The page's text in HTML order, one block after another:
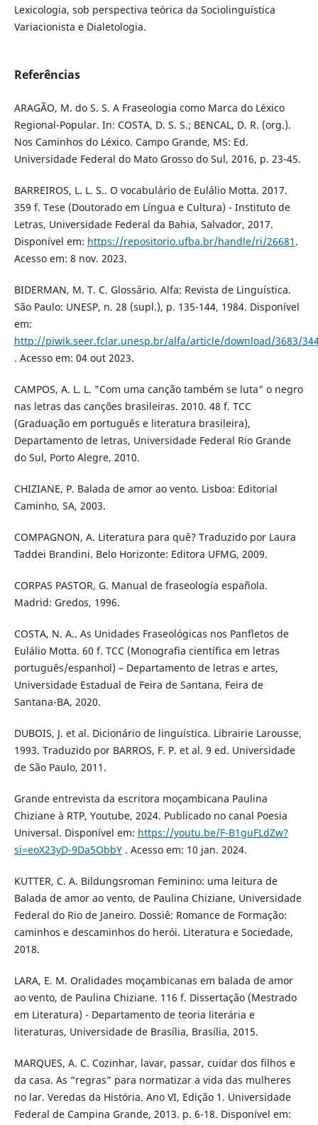
Lexicologia, sob perspectiva teórica da Sociolinguística
Variacionista e Dialetologia.
Referências
ARAGÃO, M. do S. S. A Fraseologia como Marca do Léxico
Regional-Popular. In: COSTA, D. S. S.; BENCAL, D. R. (org.).
Nos Caminhos do Léxico. Campo Grande, MS: Ed.
Universidade Federal do Mato Grosso do Sul, 2016, p. 23-45.
BARREIROS, L. L. S.. O vocabulário de Eulálio Motta. 2017.
359 f. Tese (Doutorado em Língua e Cultura) - Instituto de
Letras, Universidade Federal da Bahia, Salvador, 2017.
Disponível em: https://repositorio.ufba.br/handle/ri/26681 .
Acesso em: 8 nov. 2023.
BIDERMAN, M. T. C. Glossário. Alfa: Revista de Linguística.
São Paulo: UNESP, n. 28 (supl.), p. 135-144, 1984. Disponível
em:
http://piwik.seer.fclar.unesp.br/alfa/article/download/3683/
. Acesso em: 04 out 2023.
CAMPOS, A. L. L. "Com uma canção também se luta" o negro
nas letras das canções brasileiras. 2010. 48 f. TCC
(Graduação em português e literatura brasileira),
Departamento de letras, Universidade Federal Rio Grande
do Sul, Porto Alegre, 2010.
CHIZIANE, P. Balada de amor ao vento. Lisboa: Editorial
Caminho, SA, 2003.
COMPAGNON, A. Literatura para quê? Traduzido por Laura
Taddei Brandini. Belo Horizonte: Editora UFMG, 2009.
CORPAS PASTOR, G. Manual de fraseología española.
Madrid: Gredos, 1996.
COSTA, N. A.. As Unidades Fraseológicas nos Panfletos de
Eulálio Motta. 60 f. TCC (Monografia científica em letras
português/espanhol) – Departamento de letras e artes,
Universidade Estadual de Feira de Santana, Feira de
Santana-BA, 2020.
DUBOIS, J. et al. Dicionário de linguística. Librairie Larousse,
1993. Traduzido por BARROS, F. P. et al. 9 ed. Universidade
de São Paulo, 2011.
Grande entrevista da escritora moçambicana Paulina
Chiziane à RTP, Youtube, 2024. Publicado no canal Poesia
Universal. Disponível em: https://youtu.be/F-B1guFLdZw?
si=eoX23yD-9Da5ObbY. Acesso em: 10 jan. 2024.
KUTTER, C. A. Bildungsroman Feminino: uma leitura de
Balada de amor ao vento, de Paulina Chiziane, Universidade
Federal do Rio de Janeiro. Dossiê: Romance de Formação:
caminhos e descaminhos do herói. Literatura e Sociedade,
2018.
LARA, E. M. Oralidades moçambicanas em balada de amor
ao vento, de Paulina Chiziane. 116 f. Dissertação (Mestrado
em Literatura) - Departamento de teoria literária e
literaturas, Universidade de Brasília, Brasília, 2015.
MARQUES, A. C. Cozinhar, lavar, passar, cuidar dos filhos e
da casa. As “regras” para normatizar a vida das mulheres
no lar. Veredas da História. Ano VI, Edição 1. Universidade
Federal de Campina Grande, 2013. p. 6-18. Disponível em: